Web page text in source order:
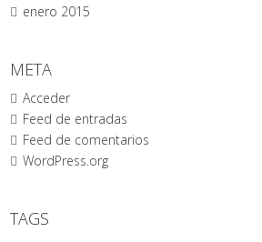
enero 2015
META
Acceder
Feed de entradas
Feed de comentarios
WordPress.org
TAGS